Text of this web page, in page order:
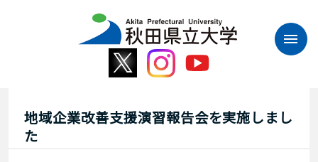
地域企業改善支援演習報告会を実施しまし
た